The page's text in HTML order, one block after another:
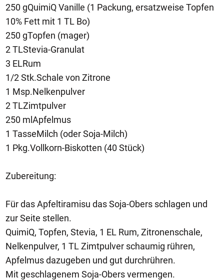
250 gQuimiQ Vanille (1 Packung, ersatzweise Topfen
10% Fett mit 1 TL Bo)
250 gTopfen (mager)
2 TLStevia-Granulat
3 ELRum
1/2 Stk.Schale von Zitrone
1 Msp.Nelkenpulver
2 TLZimtpulver
250 mlApfelmus
1 TasseMilch (oder Soja-Milch)
1 Pkg.Vollkorn-Biskotten (40 Stück)
Zubereitung:
Für das Apfeltiramisu das Soja-Obers schlagen und
zur Seite stellen.
QuimiQ, Topfen, Stevia, 1 EL Rum, Zitronenschale,
Nelkenpulver, 1 TL Zimtpulver schaumig rühren,
Apfelmus dazugeben und gut durchrühren.
Mit geschlagenem Soja-Obers vermengen.